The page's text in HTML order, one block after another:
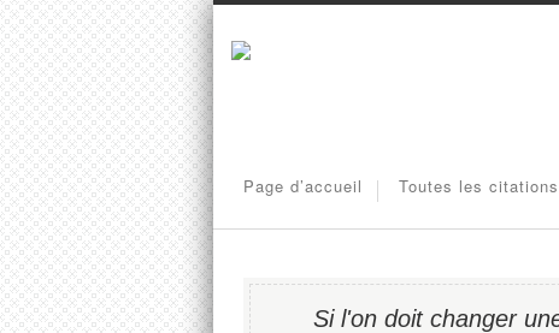
Page d’accueil Toutes les citations
Si l'on doit changer